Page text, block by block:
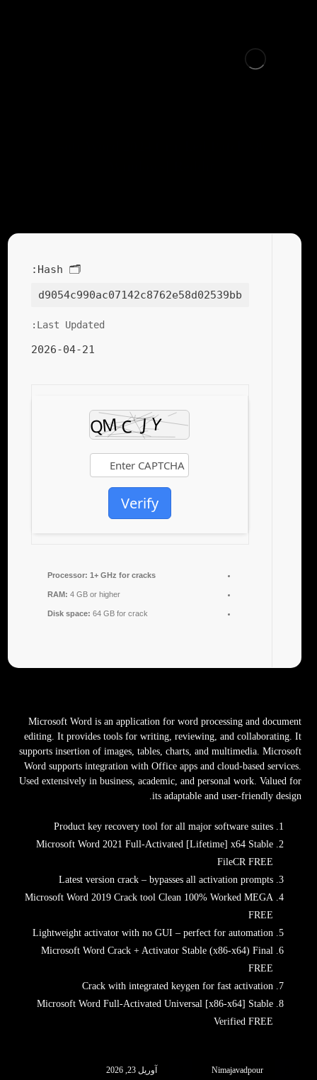
🗂 Hash:
d9054c990ac07142c8762e58d02539bb
Last Updated:
2026-04-21
Verify
Processor: 1+ GHz for cracks
RAM: 4 GB or higher
Disk space: 64 GB for crack
Microsoft Word is an application for word processing and document
editing. It provides tools for writing, reviewing, and collaborating. It
supports insertion of images, tables, charts, and multimedia. Microsoft
Word supports integration with Office apps and cloud-based services.
Used extensively in business, academic, and personal work. Valued for
its adaptable and user-friendly design.
Product key recovery tool for all major software suites
Microsoft Word 2021 Full-Activated [Lifetime] x64 Stable
FileCR FREE
Latest version crack – bypasses all activation prompts
Microsoft Word 2019 Crack tool Clean 100% Worked MEGA
FREE
Lightweight activator with no GUI – perfect for automation
Microsoft Word Crack + Activator Stable (x86-x64) Final
FREE
Crack with integrated keygen for fast activation
Microsoft Word Full-Activated Universal [x86-x64] Stable
Verified FREE
Nimajavadpour آوریل 23, 2026